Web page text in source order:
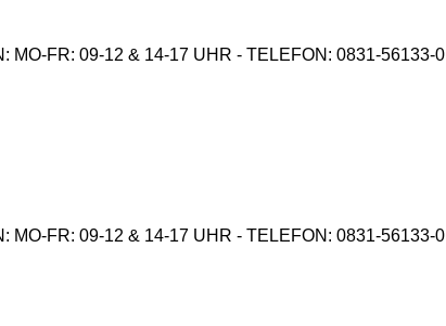
FR: 09-12 & 14-17 UHR - TELEFON: 0831-56133-0
FR: 09-12 & 14-17 UHR - TELEFON: 0831-56133-0